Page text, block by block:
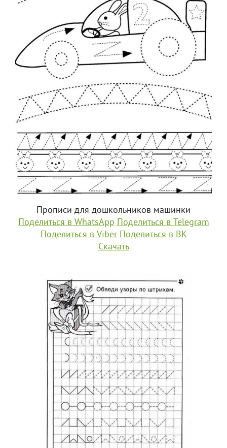
Прописи для дошкольников машинки
Поделиться в WhatsApp Поделиться в Telegram
Поделиться в Viber Поделиться в ВК
Скачать